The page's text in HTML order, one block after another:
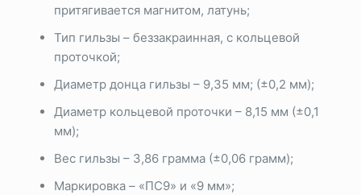
притягивается магнитом, латунь;
Тип гильзы – беззакраинная, с кольцевой
проточкой;
Диаметр донца гильзы – 9,35 мм; (±0,2 мм);
Диаметр кольцевой проточки – 8,15 мм (±0,1
мм);
Вес гильзы – 3,86 грамма (±0,06 грамм);
Маркировка – «ПС9» и «9 мм»;